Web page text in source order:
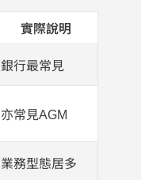
實際說明
銀行最常見
亦常見AGM
業務型態居多